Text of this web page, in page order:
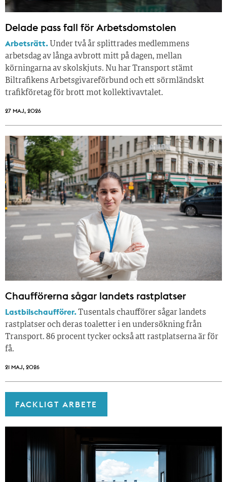
Delade pass fall för Arbetsdomstolen
Arbetsrätt. Under två år splittrades medlemmens
arbetsdag av långa avbrott mitt på dagen, mellan
körningarna av skolskjuts. Nu har Transport stämt
Biltrafikens Arbetsgivareförbund och ett sörmländskt
trafikföretag för brott mot kollektivavtalet.
27 MAJ, 2026
Chaufförerna sågar landets rastplatser
Lastbilschaufförer.Tusentals chaufförer sågar landets
rastplatser och deras toaletter i en undersökning från
Transport. 86 procent tycker också att rastplatserna är för
få.
21 MAJ, 2026
FACKLIGT ARBETE